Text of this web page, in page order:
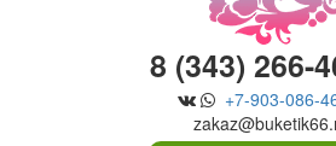
8 (343) 266-
+7-903-086-